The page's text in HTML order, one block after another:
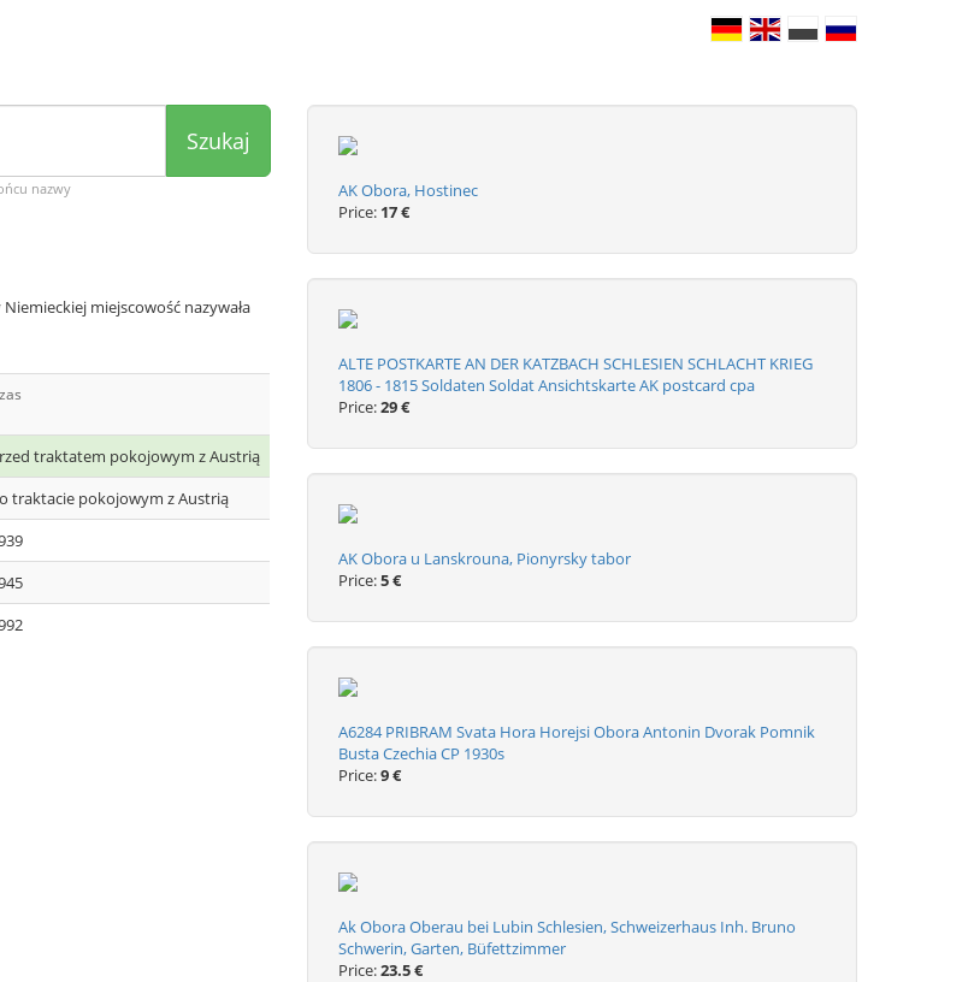
Szukaj
nazwy
miejscowość nazywała
traktatem pokojowym z Austrią
traktacie pokojowym z Austrią
AK Obora, Hostinec
Price: 17 €
ALTE POSTKARTE AN DER KATZBACH SCHLESIEN SCHLACHT KRIEG
1806 - 1815 Soldaten Soldat Ansichtskarte AK postcard cpa
Price:29 €
AK Obora u Lanskrouna, Pionyrsky tabor
Price:5 €
A6284 PRIBRAM Svata Hora Horejsi Obora Antonin Dvorak Pomnik
Busta Czechia CP 1930s
Price:9 €
Ak Obora Oberau bei Lubin Schlesien, Schweizerhaus Inh. Bruno
Schwerin, Garten, Büfettzimmer
Price:23.5 €